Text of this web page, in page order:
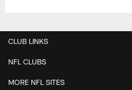
CLUB LINKS
NFL CLUBS
MORE NFL SITES